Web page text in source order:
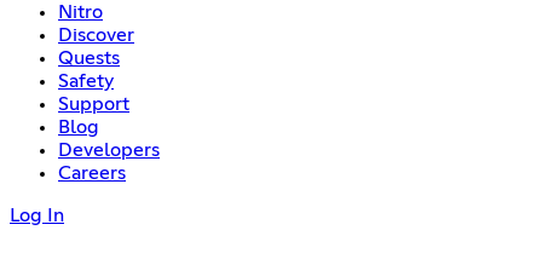
Nitro
Discover
Quests
Safety
Support
Blog
Developers
Careers
Log In